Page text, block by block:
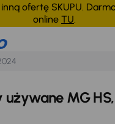
ofertę SKUPU.
online TU.
Anuluj wszystko
używane MG